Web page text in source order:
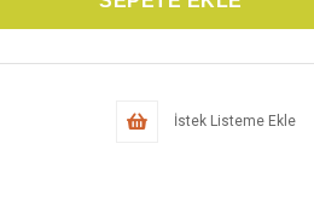
İstek Listeme Ekle